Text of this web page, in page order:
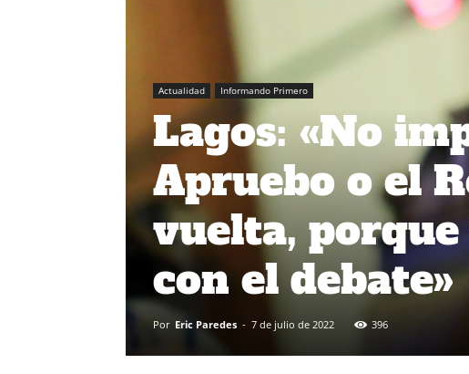
Actualidad Informando Primero
Lagos: «No
Apruebo o el
vuelta,
con el debate»
Por Eric Paredes - 7 de julio de 2022 396